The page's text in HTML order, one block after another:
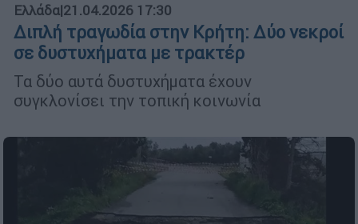
Ελλάδα|21.04.2026 17:30
Διπλή τραγωδία στην Κρήτη: Δύο νεκροί
σε δυστυχήματα με τρακτέρ
Τα δύο αυτά δυστυχήματα έχουν
συγκλονίσει την τοπική κοινωνία